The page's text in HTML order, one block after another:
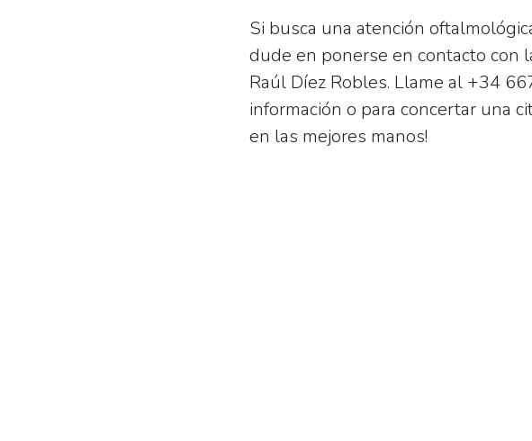
Si busca una atención
dude en ponerse en contacto con
Raúl Díez Robles. Llame al +34
información o para concertar una
en las mejores manos!